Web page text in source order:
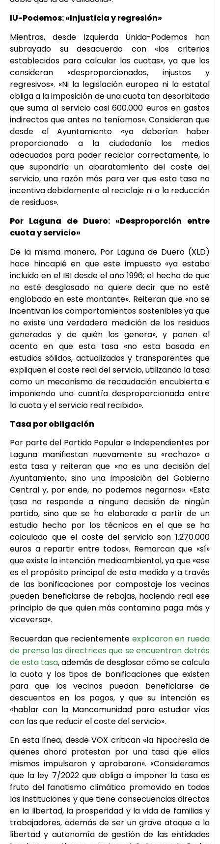
IU-Podemos: «Injusticia y regresión»
Mientras, desde Izquierda Unida-Podemos han
subrayado su desacuerdo con «los criterios
establecidos para calcular las cuotas», ya que los
consideran «desproporcionados, injustos y
regresivos». «Ni la legislación europea ni la estatal
obliga a la imposición de una cuota tan desorbitada
que suma al servicio casi 600.000 euros en gastos
indirectos que antes no teníamos». Consideran que
desde el Ayuntamiento «ya deberían haber
proporcionado a la ciudadanía los medios
adecuados para poder reciclar correctamente, lo
que supondría un abaratamiento del coste del
servicio, una razón más para ver que esta tasa no
incentiva debidamente al reciclaje ni a la reducción
de residuos».
Por Laguna de Duero: «Desproporción entre
cuota y servicio»
De la misma manera, Por Laguna de Duero (XLD)
hace hincapié en que este impuesto «ya estaba
incluido en el IBI desde el año 1996; el hecho de que
no esté desglosado no quiere decir que no esté
englobado en este montante». Reiteran que «no se
incentivan los comportamientos sostenibles ya que
no existe una verdadera medición de los residuos
generados y de quién los genera», y ponen el
acento en que esta tasa «no esta basada en
estudios sólidos, actualizados y transparentes que
expliquen el coste real del servicio, utilizando la tasa
como un mecanismo de recaudación encubierta e
imponiendo una cuantía desproporcionada entre
la cuota y el servicio real recibido».
Tasa por obligación
Por parte del Partido Popular e Independientes por
Laguna manifiestan nuevamente su «rechazo» a
esta tasa y reiteran que «no es una decisión del
Ayuntamiento, sino una imposición del Gobierno
Central y, por ende, no podemos negarnos». «Esta
tasa no responde a ninguna decisión de ningún
partido, sino que se ha elaborado a partir de un
estudio hecho por los técnicos en el que se ha
calculado que el coste del servicio son 1.270.000
euros a repartir entre todos». Remarcan que «sí»
que existe la intención medioambiental, ya que «ese
es el propósito principal de esta medida y a través
de las bonificaciones por compostaje los vecinos
pueden beneficiarse de rebajas, haciendo real ese
principio de que quien más contamina paga más y
viceversa».
Recuerdan que recientemente explicaron en rueda
de prensa las directrices que se encuentran detrás
de esta tasa, además de desglosar cómo se calcula
la cuota y los tipos de bonificaciones que existen
para que los vecinos puedan beneficiarse de
descuentos en los pagos, y que su intención es
«hablar con la Mancomunidad para estudiar vías
con las que reducir el coste del servicio».
En esta línea, desde VOX critican «la hipocresía de
quienes ahora protestan por una tasa que ellos
mismos impulsaron y aprobaron». «Consideramos
que la ley 7/2022 que obliga a imponer la tasa es
fruto del fanatismo climático promovido en todas
las instituciones y que tiene consecuencias directas
en la libertad, la prosperidad y la vida de familias y
trabajadores, además de ser un grave ataque a la
libertad y autonomía de gestión de las entidades